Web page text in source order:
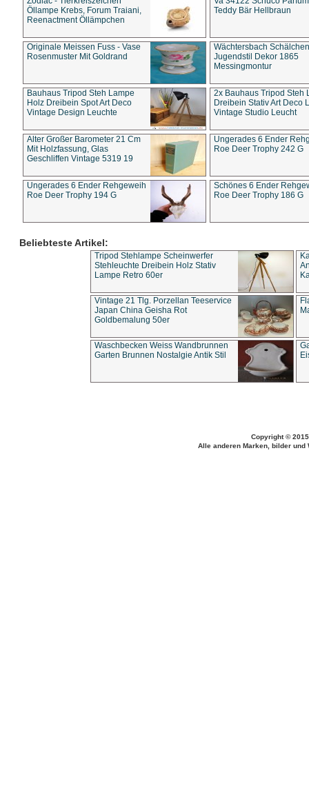
Öllampe Krebs, Forum Traiani,
Reenactment Öllämpchen
Teddy Bär Hellbraun
Originale Meissen Fuss - Vase
Rosenmuster Mit Goldrand
Wächtersbach Schälchen
Jugendstil Dekor 1865
Messingmontur
Bauhaus Tripod Steh Lampe
Holz Dreibein Spot Art Deco
Vintage Design Leuchte
2x Bauhaus Tripod Steh
Dreibein Stativ Art Deco
Vintage Studio Leucht
Alter Großer Barometer 21 Cm
Mit Holzfassung, Glas
Geschliffen Vintage 5319 19
Ungerades 6 Ender
Roe Deer Trophy 242 G
Ungerades 6 Ender Rehgeweih
Roe Deer Trophy 194 G
Schönes 6 Ender
Roe Deer Trophy 186 G
Beliebteste Artikel:
Tripod Stehlampe Scheinwerfer
Stehleuchte Dreibein Holz Stativ
Lampe Retro 60er
Vintage 21 Tlg. Porzellan Teeservice
Japan China Geisha Rot
Goldbemalung 50er
Waschbecken Weiss Wandbrunnen
Garten Brunnen Nostalgie Antik Stil
Copyright ©
Alle anderen Marken, bilder und